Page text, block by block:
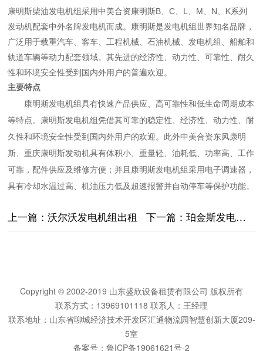
康明斯柴油发电机组采用中美合资康明斯B、C、L、M、N、K系列
发动机配套中外名牌发电机而成。康明斯是发电机组世界知名品牌，
广泛用于载重汽车、客车、工程机械、石油机械、发电机组、船舶和
轨道车辆等动力配套领域。其先进的经济性、动力性、可靠性、耐久
性和环境安全性受到国内外用户的普遍欢迎。
主要特点
康明斯发电机组具有快速产品供应、高可靠性和低生命周期成本
等特点。康明斯发电机组凭借其可靠的稳定性、经济性、动力性、耐
久性和环境安全性受到国内外用户的欢迎。此外中美合资东风康明
斯、重庆康明斯发动机具有体积小、重量轻、油耗低、功率高、工作
可靠，配件供应及维修方便；并且康明斯发电机组采用电子调速器，
具有冷却水温过高、机油压力低及超速报警并自动停车等保护功能。
上一篇：沃尔沃发电机组出租 下一篇：珀金斯发电机组出租
Copyright © 2002-2019 山东盛欣设备租赁有限公司 版权所有
联系方式：13969101118 联系人：王经理
联系地址：山东省聊城经济技术开发区汇通物流园智慧创新大厦209-
5室
备案号： 鲁ICP备19061621号-2